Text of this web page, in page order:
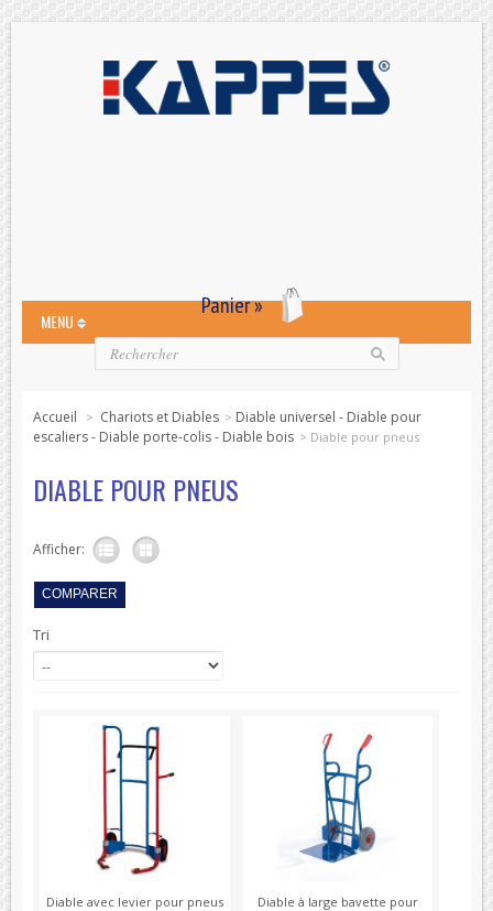
Panier »
MENU
Accueil > Chariots et Diables > Diable universel - Diable pour
escaliers - Diable porte-colis - Diable bois > Diable pour pneus
DIABLE POUR PNEUS
Afficher:
Tri
Diable avec levier pour pneus
Diable à large bavette pour